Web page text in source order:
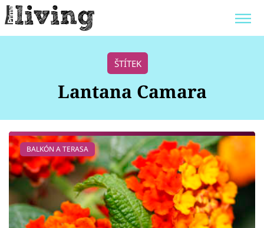
POKOJOVÉ KVĚTINY
ZAHRADA
Témata
Bydlení
Zahrada
ŠTÍTEK
Lantana Camara
BALKÓN A TERASA